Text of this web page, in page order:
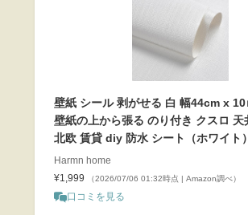
壁紙 シール 剥がせる 白 幅44cm x 10
壁紙の上から張る のり付き クスロ 天
北欧 賃貸 diy 防水 シート（ホワイト）
Harmn home
¥1,999
（2026/07/06 01:32時点 | Amazon調べ）
口コミを見る